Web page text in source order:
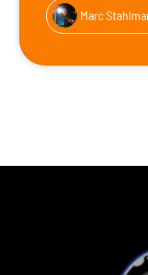
Marc